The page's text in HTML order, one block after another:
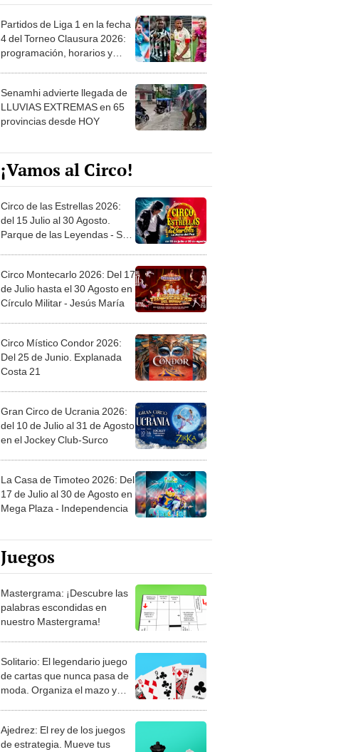
Partidos de Liga 1 en la fecha
4 del Torneo Clausura 2026:
programación, horarios y
Senamhi advierte llegada de
LLUVIAS EXTREMAS en 65
provincias desde HOY
¡Vamos al Circo!
Circo de las Estrellas 2026:
del 15 Julio al 30 Agosto.
Parque de las Leyendas - San
Circo Montecarlo 2026: Del 17
de Julio hasta el 30 Agosto en
Círculo Militar - Jesús María
Circo Místico Condor 2026:
Del 25 de Junio. Explanada
Costa 21
Gran Circo de Ucrania 2026:
del 10 de Julio al 31 de Agosto
en el Jockey Club-Surco
La Casa de Timoteo 2026: Del
17 de Julio al 30 de Agosto en
Mega Plaza - Independencia
Juegos
Mastergrama: ¡Descubre las
palabras escondidas en
nuestro Mastergrama!
Solitario: El legendario juego
de cartas que nunca pasa de
moda. Organiza el mazo y
Ajedrez: El rey de los juegos
de estrategia. Mueve tus